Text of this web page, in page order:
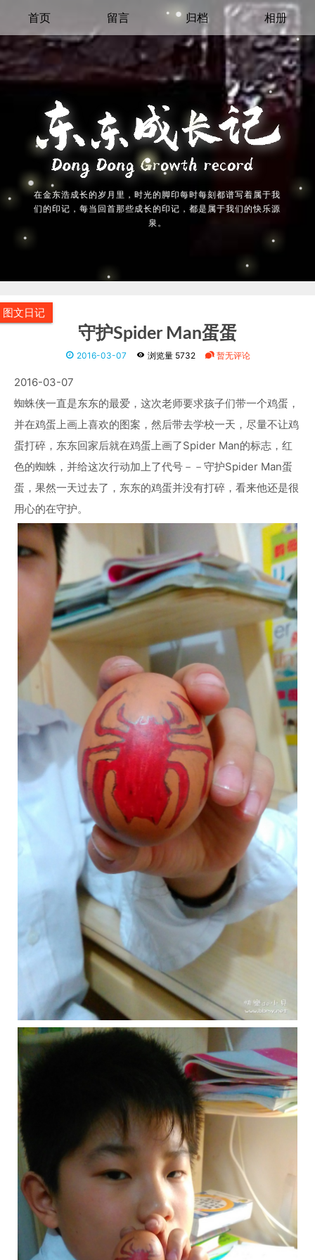
首页 留言 归档 相册
在金东浩成长的岁月里，时光的脚印每时每刻都谱写着属于我
们的印记，每当回首那些成长的印记，都是属于我们的快乐源
泉。
图文日记
守护Spider Man蛋蛋
2016-03-07 浏览量 5732 暂无评论
2016-03-07
蜘蛛侠一直是东东的最爱，这次老师要求孩子们带一个鸡蛋，
并在鸡蛋上画上喜欢的图案，然后带去学校一天，尽量不让鸡
蛋打碎，东东回家后就在鸡蛋上画了Spider Man的标志，红
色的蜘蛛，并给这次行动加上了代号－－守护Spider Man蛋
蛋，果然一天过去了，东东的鸡蛋并没有打碎，看来他还是很
用心的在守护。